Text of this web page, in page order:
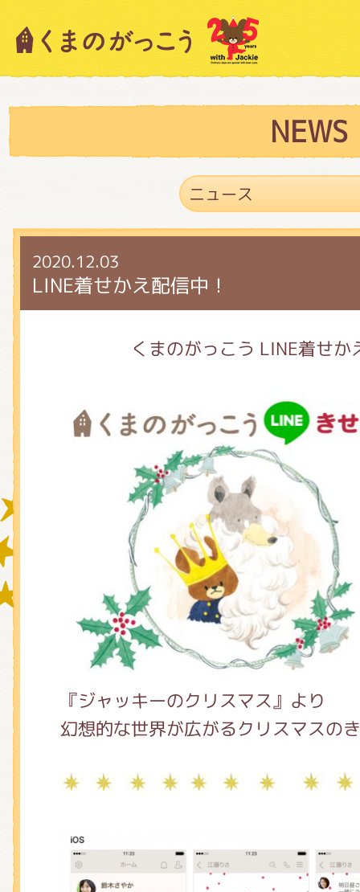
NEWS
2020.12.03
LINE着せかえ配信中！
くまのがっこう LINE着せかえ
『ジャッキーのクリスマス』より
幻想的な世界が広がるクリスマスの
キャラクター紹介
スタッフブログ
絵本・作家紹介
ショップインフォメーション
グッズインフォメーション
ミュージカル・コンサート
おたのしみコンテンツ(クイズ・
チア ジャッキーズ！
くまのがっこう しょくいんしつ